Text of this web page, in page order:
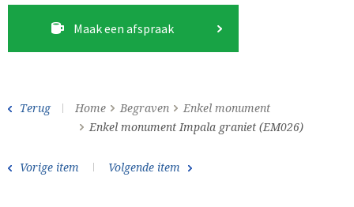
Maak een afspraak
Terug Home Begraven
Enkel monument
Enkel monument Impala graniet (EM026)
Vorige item Volgende item